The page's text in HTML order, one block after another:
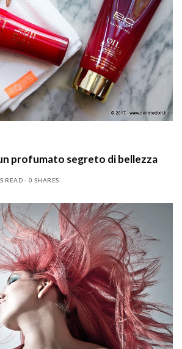
profumato segreto di bellezza
READ 0 SHARES